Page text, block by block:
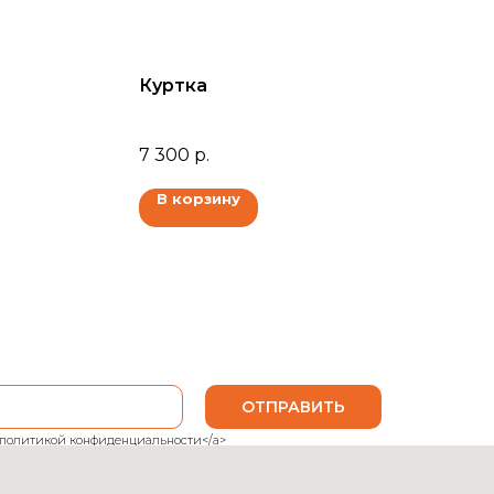
Куртка
7 300 р.
В корзину
конфиденциальности</a>
ОТПРАВИТЬ